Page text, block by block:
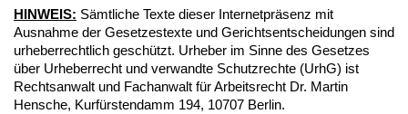
HINWEIS: Sämtliche Texte dieser Internetpräsenz mit
Ausnahme der Gesetzestexte und Gerichtsentscheidungen sind
urheberrechtlich geschützt. Urheber im Sinne des Gesetzes
über Urheberrecht und verwandte Schutzrechte (UrhG) ist
Rechtsanwalt und Fachanwalt für Arbeitsrecht Dr. Martin
Hensche, Kurfürstendamm 194, 10707 Berlin.